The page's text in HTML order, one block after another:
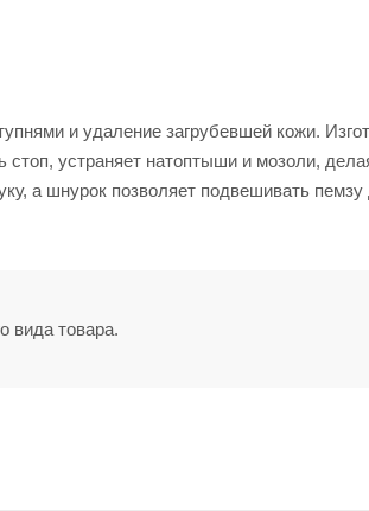
и удаление загрубевшей кожи.
устраняет натоптыши и мозоли,
а шнурок позволяет подвешивать
вида товара.